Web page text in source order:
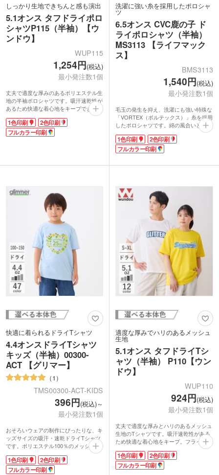
しっかり生地できちんと感も演出
5.1オンス タフドライポロ
シャツP115（半袖）【ウ
ンドウ】
WUP115
1,254円(税込)
最小発注数1個
丈夫で適度な厚みのあるポリエステル生
地の半袖ポロシャツです。吸汗速乾性が
あるため快適な着心地をキープできま
す。襟と袖口は伸縮性のあるフライス編
みで着脱しやすく、裾にはサイドスリッ
ト入りで動きやすいです。シンプルなデ
1色印刷
2色印刷
フルカラー印刷
洗濯に強い糸を採用したポロシャ
ツ
6.5オンス CVC鹿の子 ド
ライポロシャツ（半袖）
MS3113 【ライフマック
ス】
BMS3113
1,540円(税込)
最小発注数1個
毛玉の発生を抑え、洗濯にも強い特殊な
「VORTEX（ボルテックス）」糸を採用
したポロシャツです。綿の風合いとポリ
エステルの機能性を兼ね備えた混合生地
で、着心地と耐久性を両立しています。
通気性の高い鹿の子編みなので暑い季節
見た目もスッキリ。年代性別問わず着や
リントができます。襟付きできちんとし
た印象を与えるので、企業展示会や地域
イベントのスタッフウェアなどにおすす
1色印刷
2色印刷
フルカラー印刷
快適に着られるドライTシャツ
4.4オンスドライTシャツ
キッズ（半袖）00300-
ACT 【グリマー】
1
TMS00300-ACT-KIDS
396円(税込)～
最小発注数1個
おそろいウェアの制作にぴったりな、キ
ッズサイズの吸汗・速乾ドライTシャツ
です。ポリエステル100％のメッシュ素
材を使用し、サラッと軽い着心地が魅
力。UVカット機能付きなので、屋外イ
ベントや運動会でも安心して着用できま
1色印刷
2色印刷
フルカラー印刷
適度な厚みでハリのあるメッシュ
生地
5.1オンス タフドライTシ
ャツ（半袖） P110【ウン
ドウ】
WUP110
924円(税込)
最小発注数1個
丈夫で適度な厚みとハリのあるメッシュ
生地のTシャツです。吸汗速乾性がある
ため快適な着心地をキープ。フライス編
みの襟とカバーステッチの裾で、伸縮性
があり着脱しやすいです。袖口はカン止
めされているのでほつれにくくなってい
1色印刷
2色印刷
フルカラー印刷